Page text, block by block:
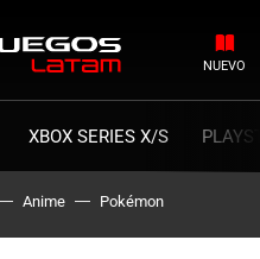
NUEVO
XBOX SERIES X/S
Anime Pokémon